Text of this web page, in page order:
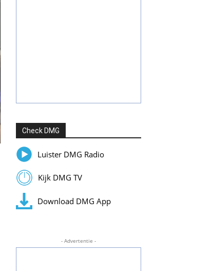
Check DMG
Luister DMG Radio
Kijk DMG TV
Download DMG App
- Advertentie -